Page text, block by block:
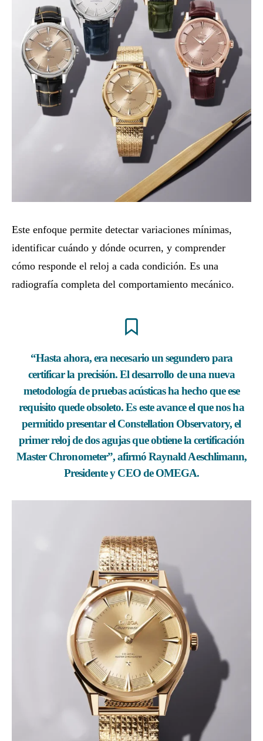
Este enfoque permite detectar variaciones mínimas,
identificar cuándo y dónde ocurren, y comprender
cómo responde el reloj a cada condición. Es una
radiografía completa del comportamiento mecánico.
“Hasta ahora, era necesario un segundero para
certificar la precisión. El desarrollo de una nueva
metodología de pruebas acústicas ha hecho que ese
requisito quede obsoleto. Es este avance el que nos ha
permitido presentar el Constellation Observatory, el
primer reloj de dos agujas que obtiene la certificación
Master Chronometer”, afirmó Raynald Aeschlimann,
Presidente y CEO de OMEGA.